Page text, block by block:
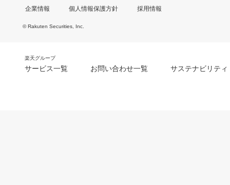
企業情報 個人情報保護方針 採用情報
© Rakuten Securities, Inc.
楽天グループ
サービス一覧 お問い合わせ一覧 サステナビリティ